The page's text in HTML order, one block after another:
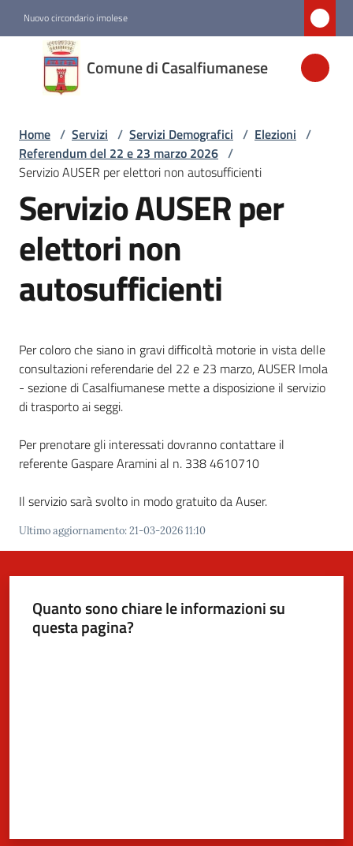
Nuovo circondario imolese
Comune di Casalfiumanese
Comune di
Casalfiumanese
Amministrazione
Menu selezionato
Vivere
5x1000
Servizi
on-
line
Tutti
gli
argomenti
Home / Servizi / Servizi Demografici / Elezioni /
Referendum del 22 e 23 marzo 2026 /
Servizio AUSER per elettori non autosufficienti
Servizio AUSER per
elettori non
autosufficienti
Per coloro che siano in gravi difficoltà motorie in vista delle
consultazioni referendarie del 22 e 23 marzo, AUSER Imola
- sezione di Casalfiumanese mette a disposizione il servizio
di trasporto ai seggi.
Per prenotare gli interessati dovranno contattare il
referente Gaspare Aramini al n. 338 4610710
Il servizio sarà svolto in modo gratuito da Auser.
Ultimo aggiornamento:21-03-2026 11:10
Quanto sono chiare le informazioni su
questa pagina?